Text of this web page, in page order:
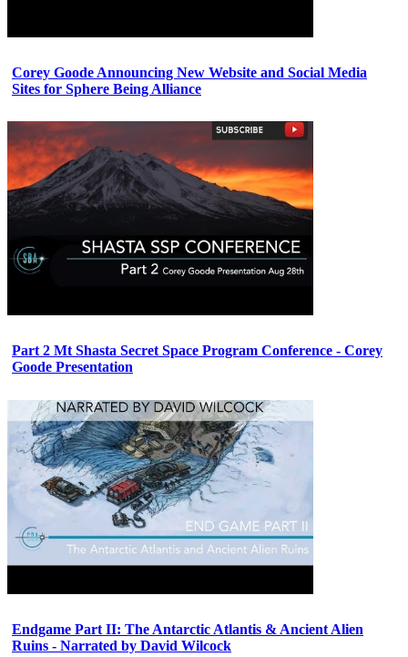
Corey Goode Announcing New Website and Social Media
Sites for Sphere Being Alliance
Part 2 Mt Shasta Secret Space Program Conference - Corey
Goode Presentation
Endgame Part II: The Antarctic Atlantis & Ancient Alien
Ruins - Narrated by David Wilcock